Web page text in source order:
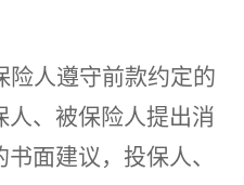
险人遵守前款约定的
、被保险人提出消
面建议，投保人、